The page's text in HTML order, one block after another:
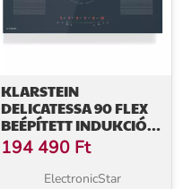
KLARSTEIN
DELICATESSA 90 FLEX
BEÉPÍTETT INDUKCIÓS
FŐZŐLAP, 9500 W,
FLEXI ZÓNA, BOOSTER,
INDUKCIÓ
194 490 Ft
ElectronicStar